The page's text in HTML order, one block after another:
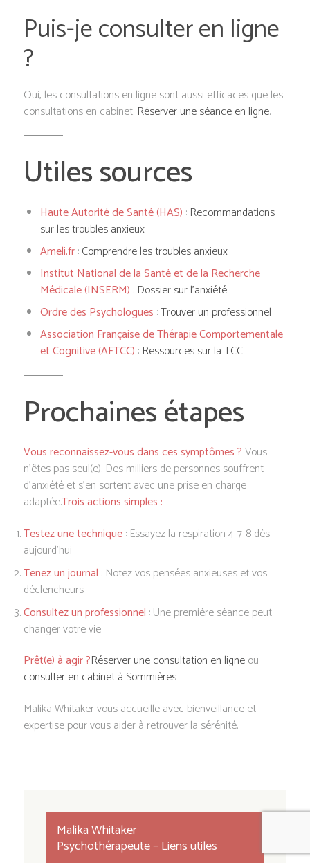
Puis-je consulter en ligne
?
Oui, les consultations en ligne sont aussi efficaces que les
consultations en cabinet. Réserver une séance en ligne.
Utiles sources
Haute Autorité de Santé (HAS) : Recommandations
sur les troubles anxieux
Ameli.fr:Comprendre les troubles anxieux
Institut National de la Santé et de la Recherche
Médicale (INSERM) : Dossier sur l’anxiété
Ordre des Psychologues :Trouver un professionnel
Association Française de Thérapie Comportementale
et Cognitive (AFTCC) : Ressources sur la TCC
Prochaines étapes
Vous reconnaissez-vous dans ces symptômes ?Vous
n’êtes pas seul(e). Des milliers de personnes souffrent
d’anxiété et s’en sortent avec une prise en charge
adaptée.Trois actions simples :
Testez une technique: Essayez la respiration 4-7-8 dès
aujourd’hui
Tenez un journal : Notez vos pensées anxieuses et vos
déclencheurs
Consultez un professionnel : Une première séance peut
changer votre vie
Prêt(e) à agir ?Réserver une consultation en ligneou
consulter en cabinet à Sommières
Malika Whitaker vous accueille avec bienveillance et
expertise pour vous aider à retrouver la sérénité.
Malika Whitaker
Psychothérapeute – Liens utiles